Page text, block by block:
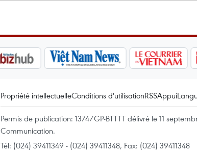
Propriété intellectuelleConditions d'utilisationRSSAppui
Permis de publication: 1374/GP-BTTTT délivré le 11
Communication.
Tél: (024) 39411349 - (024) 39411348, Fax: (024) 39411348